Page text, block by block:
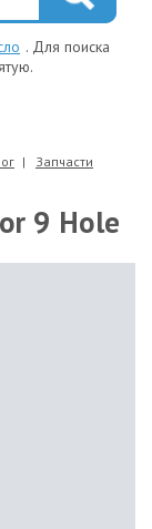
. Для поиска
Запчасти
9 Hole